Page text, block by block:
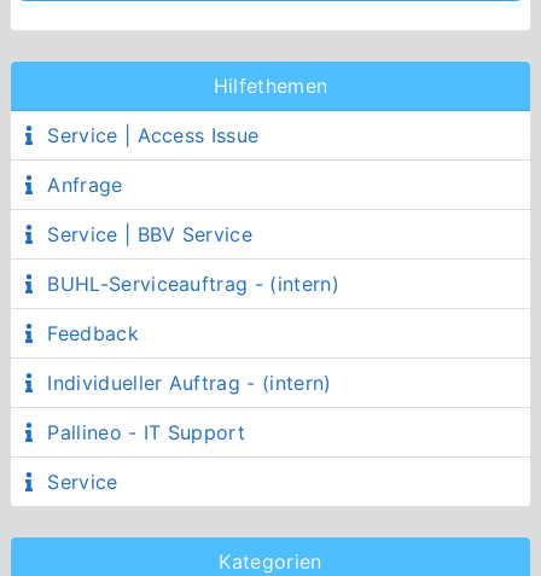
Hilfethemen
Service | Access Issue
Anfrage
Service | BBV Service
BUHL-Serviceauftrag - (intern)
Feedback
Individueller Auftrag - (intern)
Pallineo - IT Support
Service
Kategorien